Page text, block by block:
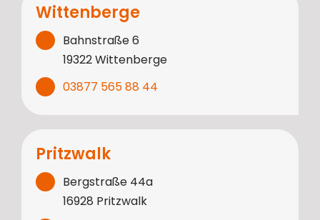
Wittenberge
Bahnstraße 6
19322 Wittenberge
03877 565 88 44
Pritzwalk
Bergstraße 44a
16928 Pritzwalk